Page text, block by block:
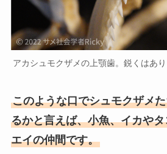
アカシュモクザメの上顎歯。鋭くはあ
このような口でシュモクザメ
るかと言えば、小魚、イカや
エイの仲間です。